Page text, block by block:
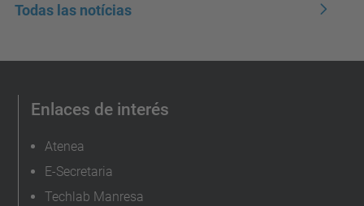
Todas las notícias
Enlaces de interés
Atenea
E-Secretaria
Techlab Manresa